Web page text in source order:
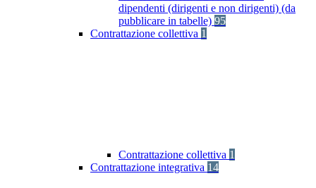
dipendenti (dirigenti e non dirigenti) (da
pubblicare in tabelle) 95
Contrattazione collettiva 1
Contrattazione collettiva 1
Contrattazione integrativa 14